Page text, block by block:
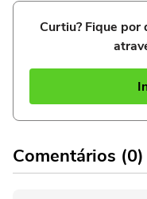
Curtiu? Fique
Comentários (0)